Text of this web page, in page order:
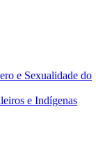
e Sexualidade do
e Indígenas